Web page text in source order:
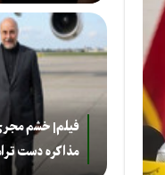
فیلم| خشم
مذاکره دست